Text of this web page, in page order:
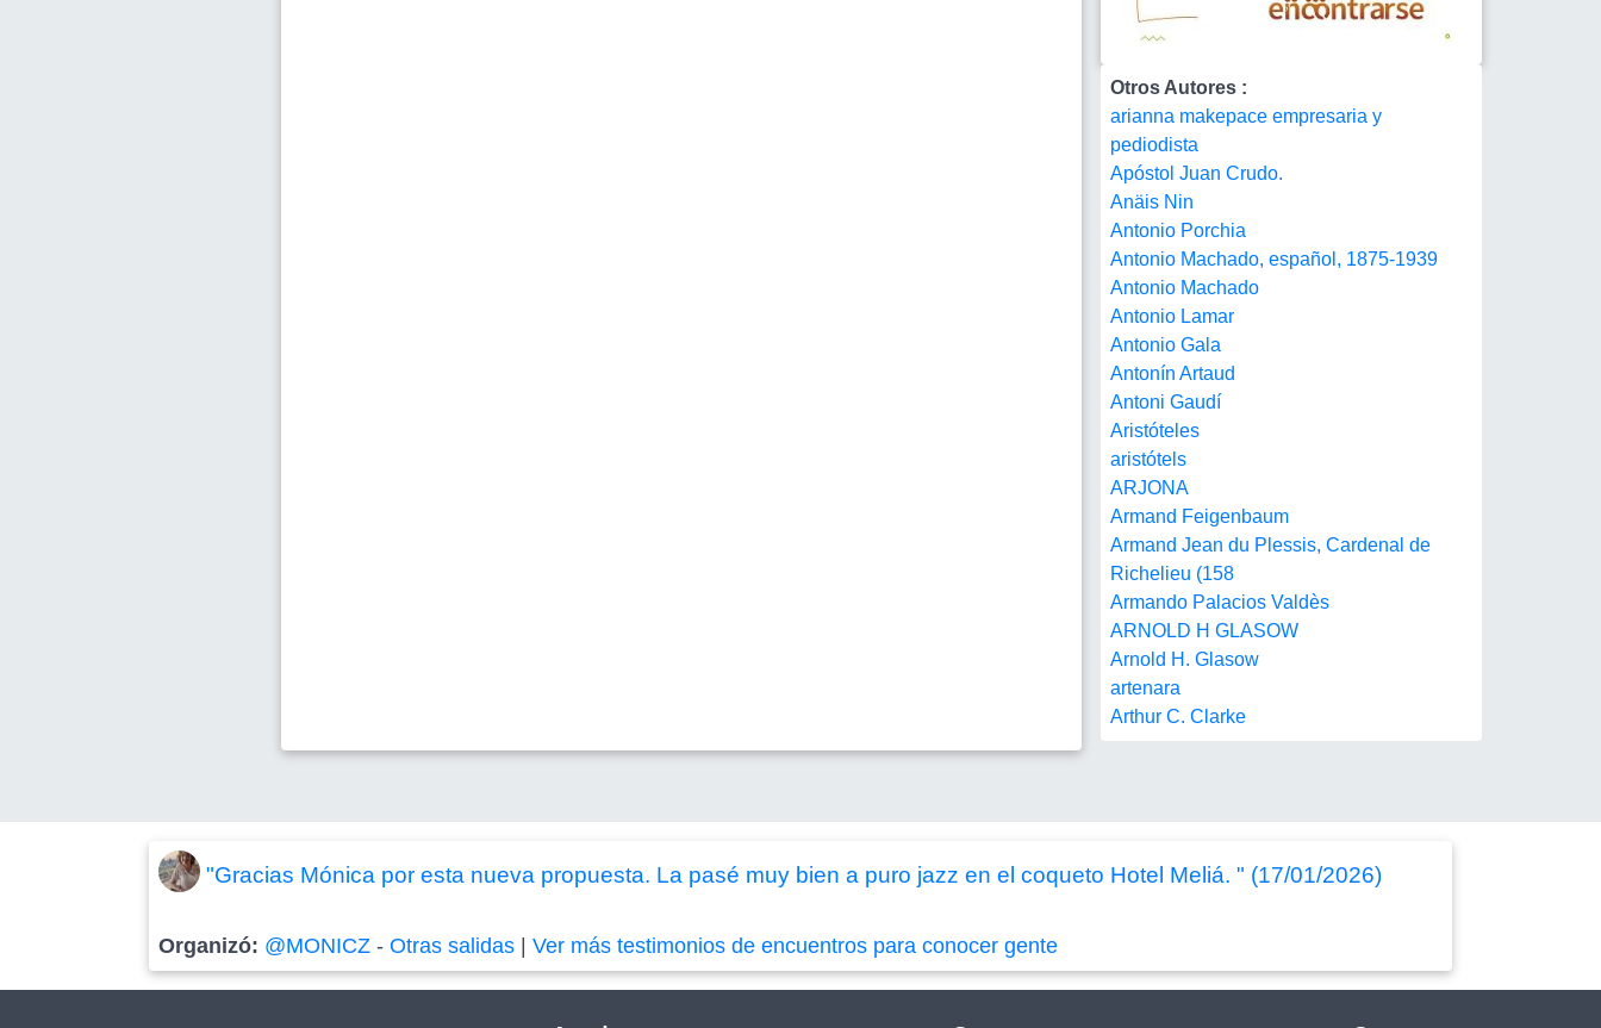
Otros Autores :
arianna makepace empresaria y
pediodista
Apóstol Juan Crudo.
Anäis Nin
Antonio Porchia
Antonio Machado, español, 1875-1939
Antonio Machado
Antonio Lamar
Antonio Gala
Antonín Artaud
Antoni Gaudí
Aristóteles
aristótels
ARJONA
Armand Feigenbaum
Armand Jean du Plessis, Cardenal de
Richelieu (158
Armando Palacios Valdès
ARNOLD H GLASOW
Arnold H. Glasow
artenara
Arthur C. Clarke
"Gracias Mónica por esta nueva propuesta. La pasé muy bien a puro jazz en el coqueto Hotel Meliá. " (17/01/2026)
Organizó: @MONICZ -Otras salidas |Ver más testimonios de encuentros para conocer gente